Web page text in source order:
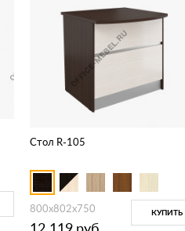
Стол R-105
800х802х750 КУПИТЬ